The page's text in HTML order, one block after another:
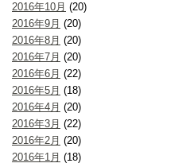
2016年10月 (20)
2016年9月 (20)
2016年8月 (20)
2016年7月 (20)
2016年6月 (22)
2016年5月 (18)
2016年4月 (20)
2016年3月 (22)
2016年2月 (20)
2016年1月 (18)